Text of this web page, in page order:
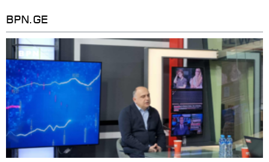
„რიკოთის მსგავსი რთული
საინჟინრო ობიექტების მოვლა-
პატრონობა განსაკუთრებულ
პასუხისმგებლობას მოითხოვს“-
რატომ გახდა საჭირო გზების
მოვლა-პატრონობისთვის
სახელმწიფო კომპანიის შექმნა
„რუსთაველზე მდებარე
სასტუმროები 40-50%-იან
გაუქმებებს იღებენ, საკმაოდ დიდი
ზარალისკენ წავალთ - მეგონა,
ვიღაც მოიფიქრებდა და ბიზნესს
შეხვდებოდა“
BPN.GE